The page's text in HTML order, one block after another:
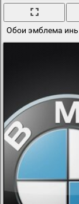
Обои эмблема инь